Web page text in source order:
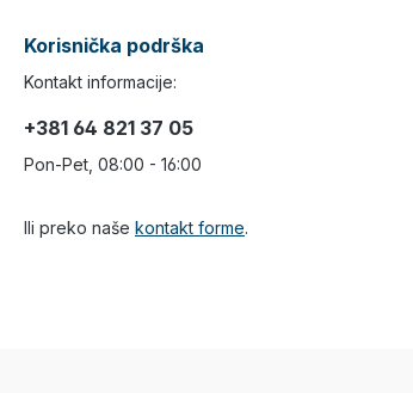
Korisnička podrška
Kontakt informacije:
+381 64 821 37 05
Pon-Pet, 08:00 - 16:00
Ili preko naše kontakt forme.